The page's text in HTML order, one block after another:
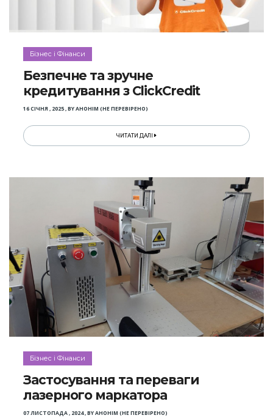
Бізнес і Фінанси
Безпечне та зручне
кредитування з ClickCredit
16 СІЧНЯ , 2025,BYАНОНІМ (НЕ ПЕРЕВІРЕНО)
ЧИТАТИ ДАЛІ
Бізнес і Фінанси
Застосування та переваги
лазерного маркатора
07 ЛИСТОПАДА , 2024,BYАНОНІМ (НЕ ПЕРЕВІРЕНО)